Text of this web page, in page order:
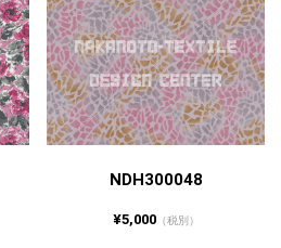
NDH300048
¥5,000（税別）